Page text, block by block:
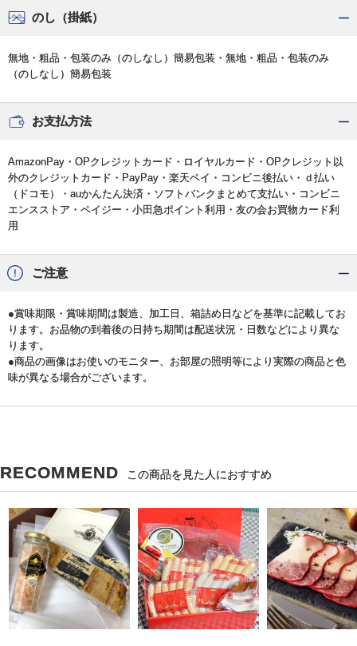
のし（掛紙）
無地・粗品・包装のみ（のしなし）簡易包装・無地・粗品・包装のみ
（のしなし）簡易包装
お支払方法
AmazonPay・OPクレジットカード・ロイヤルカード・OPクレジット以
外のクレジットカード・PayPay・楽天ペイ・コンビニ後払い・ｄ払い
（ドコモ）・auかんたん決済・ソフトバンクまとめて支払い・コンビニ
エンスストア・ペイジー・小田急ポイント利用・友の会お買物カード利
用
ご注意
●賞味期限・賞味期間は製造、加工日、箱詰め日などを基準に記載してお
ります。お品物の到着後の日持ち期間は配送状況・日数などにより異な
ります。
●商品の画像はお使いのモニター、お部屋の照明等により実際の商品と色
味が異なる場合がございます。
RECOMMEND この商品を見た人におすすめ